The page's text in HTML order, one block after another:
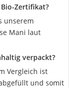
Zertifikat?
unserem
Mani laut
verpackt?
Vergleich ist
und somit